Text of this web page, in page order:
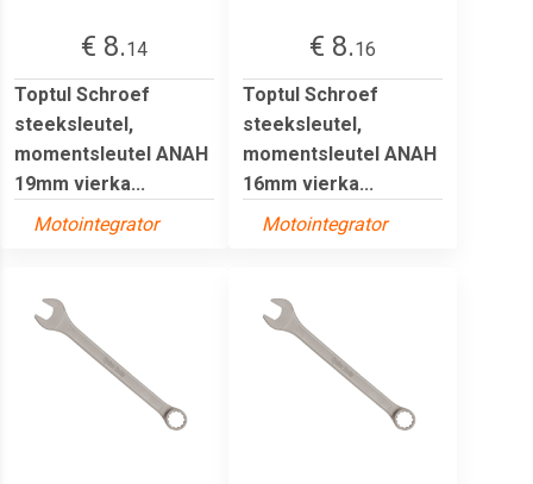
€ 8.14
Toptul Schroef
steeksleutel,
momentsleutel ANAH
19mm vierka...
Motointegrator
€ 8.16
Toptul Schroef
steeksleutel,
momentsleutel ANAH
16mm vierka...
Motointegrator